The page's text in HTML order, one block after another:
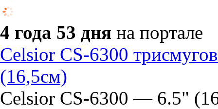
4 года 53 дня на портале
Celsior CS-6300
(16,5см)
Celsior CS-6300 — 6.5"